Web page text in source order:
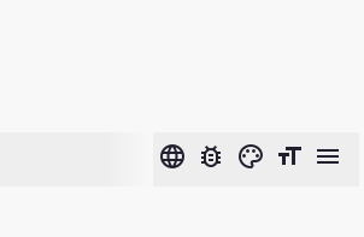
language bug_report color_lens format_size menu